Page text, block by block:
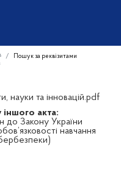
Пошук за реквізитами
науки та інновацій.pdf
іншого акта:
до Закону України
навчання